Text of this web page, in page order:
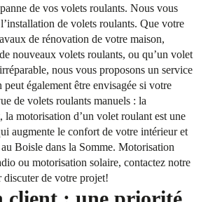
de vos volets roulants. Nous vous
de volets roulants. Que votre
de rénovation de votre maison,
nouveaux volets roulants, ou qu’un volet
nous vous proposons un service
également être envisagée si votre
de volets roulants manuels : la
motorisation d’un volet roulant est une
augmente le confort de votre intérieur et
Boisle dans la Somme. Motorisation
ou motorisation solaire, contactez notre
de votre projet!